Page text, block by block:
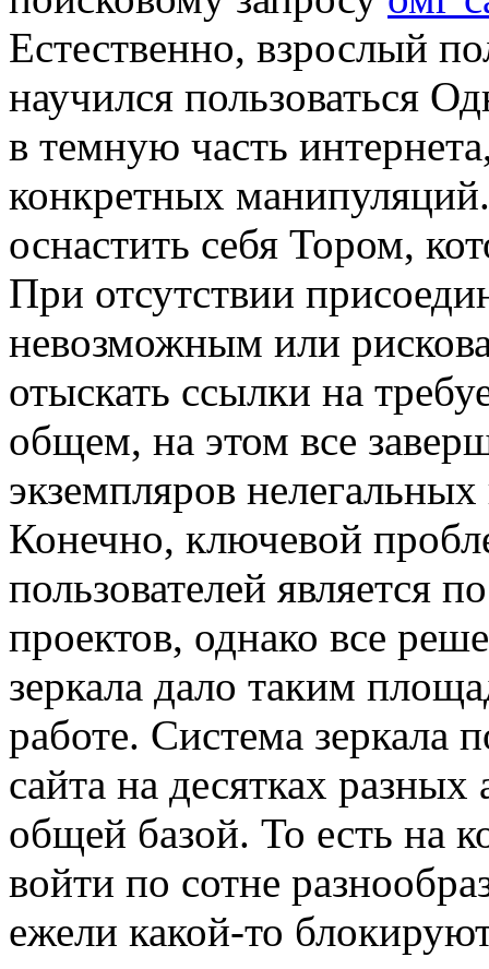
Естественно, взрослый
научился пользоваться
в темную часть
конкретных
оснастить себя Тором,
При отсутствии
невозможным или
отыскать ссылки на
общем, на этом все
экземпляров
Конечно, ключевой
пользователей является
проектов, однако все
зеркала дало таким
работе. Система зеркала
сайта на десятках
общей базой. То есть на
войти по сотне
ежели какой-то